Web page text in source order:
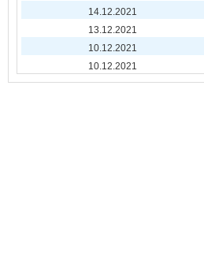
14.12.2021
13.12.2021
10.12.2021
10.12.2021